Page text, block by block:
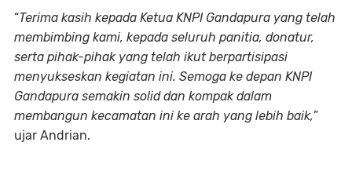
“Terima kasih kepada Ketua KNPI Gandapura yang telah
membimbing kami, kepada seluruh panitia, donatur,
serta pihak-pihak yang telah ikut berpartisipasi
menyukseskan kegiatan ini. Semoga ke depan KNPI
Gandapura semakin solid dan kompak dalam
membangun kecamatan ini ke arah yang lebih baik,”
ujar Andrian.